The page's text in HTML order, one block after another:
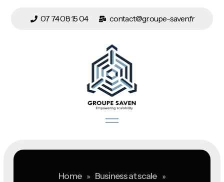
07 74 08 15 04 contact@groupe-saven.fr
Home » Business at scale »